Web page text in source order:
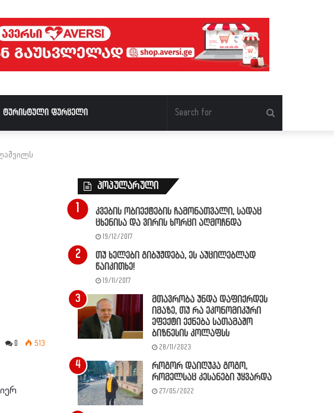
ტურისტული ფურცელი
0 513
პოპულარული
კვების ობიექტების ჩამონათვალი, სადაც
ცხენისა და ვირის ხორცი აღმოჩნდა
19/12/2017
თუ ხელები გიბუჟდება, ეს აუცილებლად
წაიკითხე!
19/11/2017
მთავრობა უნდა დაფიქრდეს
იმაზე, თუ რა ეკონომიკური
ეფექტი ექნება სათამაშო
ბიზნესის კოლაფსს
28/11/2023
როგორ დაიღუპა გოგო,
რომელსაც კესანები უყვარდა
27/05/2022